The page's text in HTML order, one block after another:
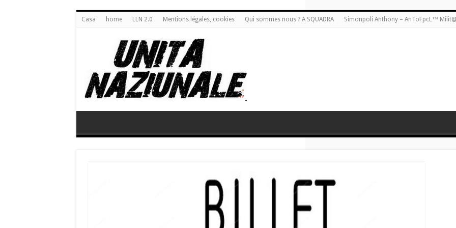
Casa home LLN 2.0 Mentions légales, cookies Qui sommes nous ? A SQUADRA Simonpoli Anthony – AnToFpcL™